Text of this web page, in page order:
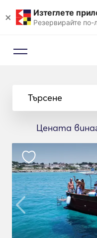
× Изтеглете
Резервирайте по-
Търсене
Цената